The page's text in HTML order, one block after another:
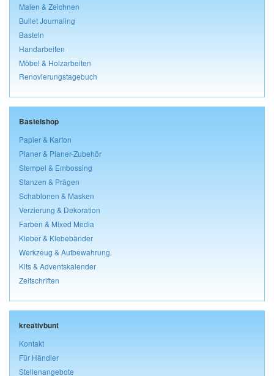
Malen & Zeichnen
Bullet Journaling
Basteln
Handarbeiten
Möbel & Holzarbeiten
Renovierungstagebuch
Bastelshop
Papier & Karton
Planer & Planer-Zubehör
Stempel & Embossing
Stanzen & Prägen
Schablonen & Masken
Verzierung & Dekoration
Farben & Mixed Media
Kleber & Klebebänder
Werkzeug & Aufbewahrung
Kits & Adventskalender
Zeitschriften
kreativbunt
Kontakt
Für Händler
Stellenangebote